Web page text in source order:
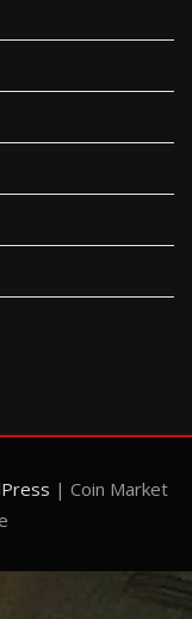
| Coin Market